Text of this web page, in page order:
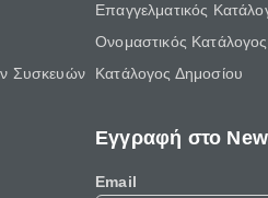
Συσκευών
Επαγγελματικός
Ονομαστικός Κατάλογος
Κατάλογος Δημοσίου
Εγγραφή στο
Email